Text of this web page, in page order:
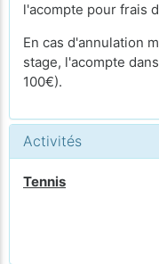
l'acompte pour frais
En cas d'annulation
stage, l'acompte
100€).
Activités
Tennis